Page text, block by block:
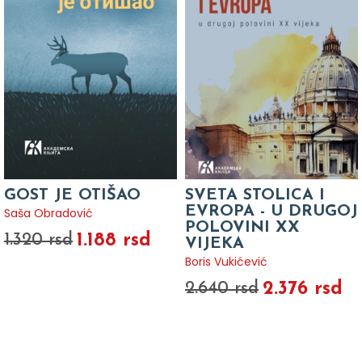
GOST JE OTIŠAO
Saša Obradović
1.320 rsd 1.188 rsd
SVETA STOLICA I
EVROPA - U DRUGOJ
POLOVINI XX
VIJEKA
Boris Vukićević
2.640 rsd 2.376 rsd